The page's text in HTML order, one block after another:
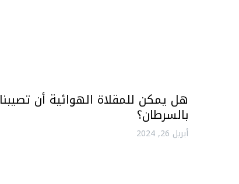
هل يمكن للمقلاة الهوائية أن تصيبنا
بالسرطان؟
أبريل 26, 2024